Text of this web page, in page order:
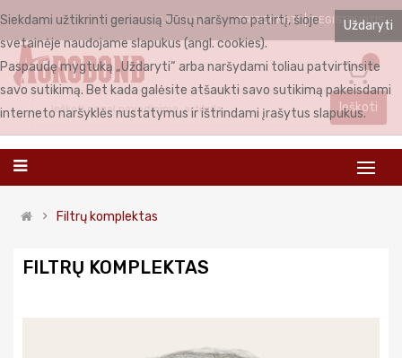
LIETUVIŲ PRISIJUNGTI REGISTRUOTIS
0
Ieškoti
Filtrų komplektas
FILTRŲ KOMPLEKTAS
Uždaryti
Siekdami užtikrinti geriausią Jūsų naršymo patirtį, šioje
svetainėje naudojame slapukus (angl. cookies).
Paspaudę mygtuką „Uždaryti“ arba naršydami toliau patvirtinsite
savo sutikimą. Bet kada galėsite atšaukti savo sutikimą pakeisdami
interneto naršyklės nustatymus ir ištrindami įrašytus slapukus.